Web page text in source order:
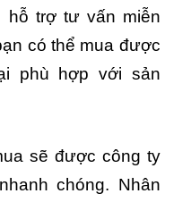
hỗ trợ tư vấn miễn
có thể mua được
phù hợp với sản
sẽ được công ty
chóng. Nhân